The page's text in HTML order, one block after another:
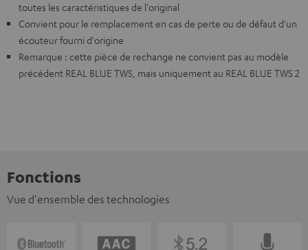
toutes les caractéristiques de l'original
Convient pour le remplacement en cas de perte ou de défaut d'un
écouteur fourni d'origine
Remarque : cette pièce de rechange ne convient pas au modèle
précédent REAL BLUE TWS, mais uniquement au REAL BLUE TWS 2
Fonctions
Vue d'ensemble des technologies